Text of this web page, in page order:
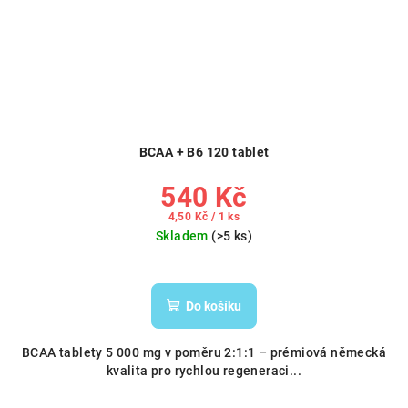
BCAA + B6 120 tablet
540 Kč
Měrná
4,50 Kč / 1 ks
Skladem (>5 ks)
Do košíku
BCAA tablety 5 000 mg v poměru 2:1:1 – prémiová německá
kvalita pro rychlou regeneraci...